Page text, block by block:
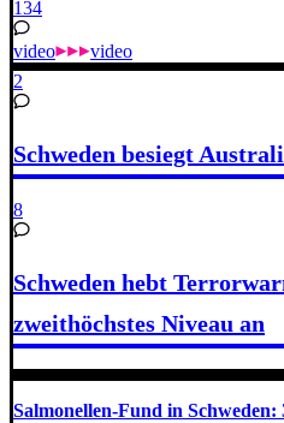
134
video
video
2
Schweden besiegt
8
Schweden hebt
zweithöchstes Niveau an
Salmonellen-Fund in Schweden: